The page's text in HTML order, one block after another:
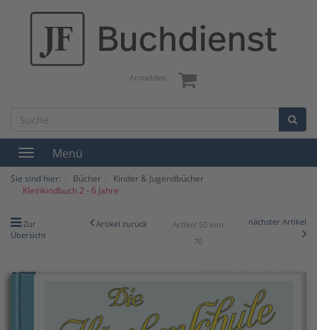
Anmelden
Toggle
navigation
Menü
Sie sind hier: Bücher
Kinder & Jugendbücher
Kleinkindbuch 2 - 6 Jahre
Zur
Übersicht
Artikel zurück
Artikel 50 von
70
nächster Artikel